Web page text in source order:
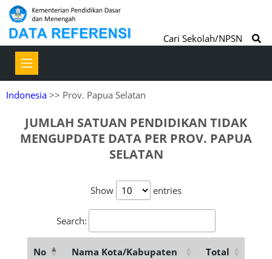
Cari Sekolah/NPSN
Indonesia >> Prov. Papua Selatan
JUMLAH SATUAN PENDIDIKAN TIDAK
MENGUPDATE DATA PER PROV. PAPUA
SELATAN
Show entries
Search:
No Nama Kota/Kabupaten Total